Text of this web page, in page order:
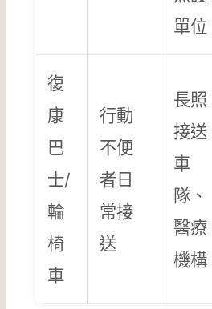
單位
復
康
巴
士/
輪
椅
車
行動
不便
者日
常接
送
長照
接送
車
隊、
醫療
機構